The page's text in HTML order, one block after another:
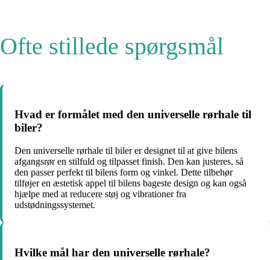
Ofte stillede spørgsmål
Hvad er formålet med den universelle rørhale til
biler?
Den universelle rørhale til biler er designet til at give bilens
afgangsrør en stilfuld og tilpasset finish. Den kan justeres, så
den passer perfekt til bilens form og vinkel. Dette tilbehør
tilføjer en æstetisk appel til bilens bageste design og kan også
hjælpe med at reducere støj og vibrationer fra
udstødningssystemet.
Hvilke mål har den universelle rørhale?